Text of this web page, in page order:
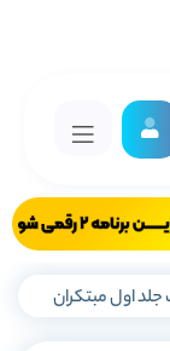
اول مبتکران